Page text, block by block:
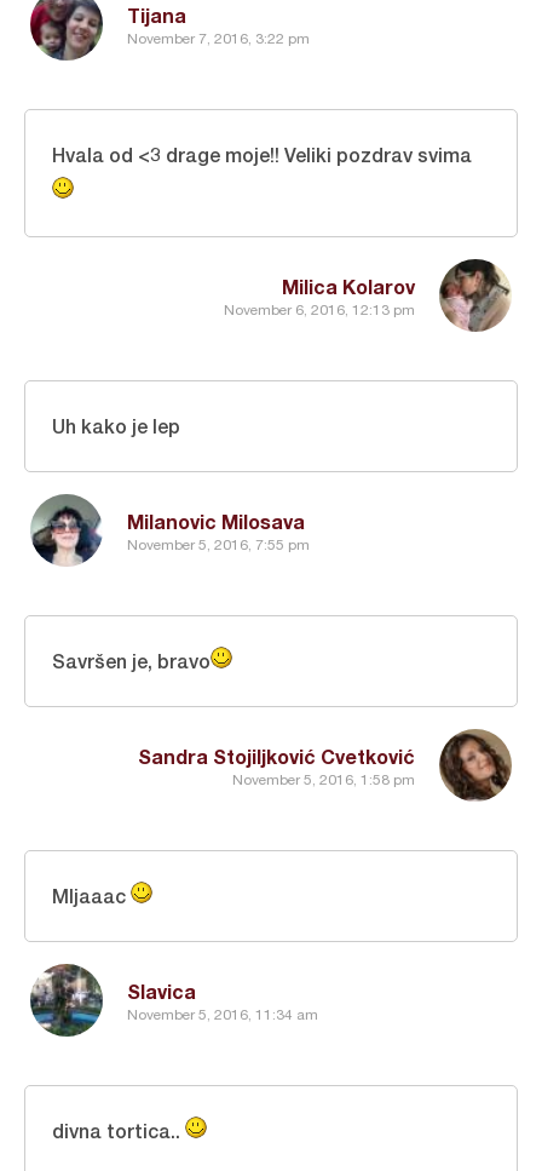
Tijana
November 7, 2016, 3:22 pm
Milica Kolarov
November 6, 2016, 12:13 pm
Hvala od <3 drage moje!! Veliki pozdrav svima
Milanovic Milosava
November 5, 2016, 7:55 pm
Uh kako je lep
Sandra Stojiljković Cvetković
November 5, 2016, 1:58 pm
Savršen je, bravo
Slavica
November 5, 2016, 11:34 am
Mljaaac
divna tortica..